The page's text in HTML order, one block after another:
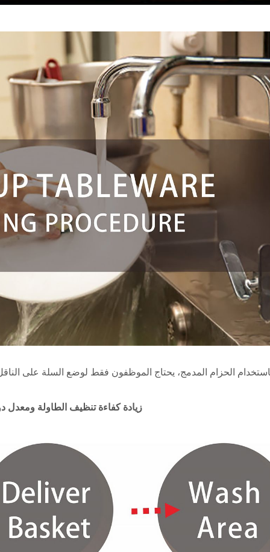
الحزام المدمج، يحتاج الموظفون فقط لوضع السلة على
زيادة كفاءة تنظيف الطاولة ومعدل
نظام توصيل الطعام
توصيل الطعام (قطار